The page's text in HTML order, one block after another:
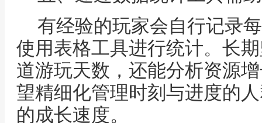
有经验的玩家会自行记录
使用表格工具进行统计。长
道游玩天数，还能分析资源
望精细化管理时刻与进度的
的成长速度。